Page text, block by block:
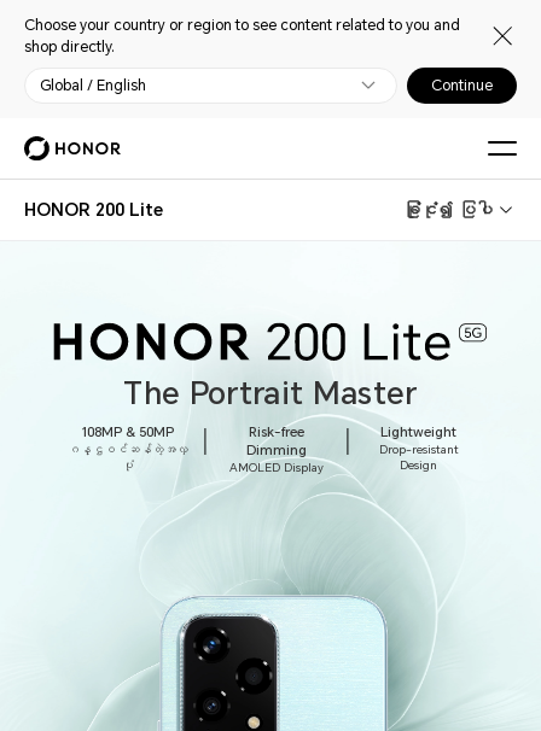
Choose your country or region to see content related to you and
shop directly.
Global / English Continue
HONOR 200 Lite ခြုံငုံ၍ ပြပါ
The Portrait Master
108MP & 50MP
ဂန္ဌဝင်ဆန်တဲ့အလှ
ပုံ
Risk-free
Dimming
AMOLED Display
Lightweight
Drop-resistant
Design